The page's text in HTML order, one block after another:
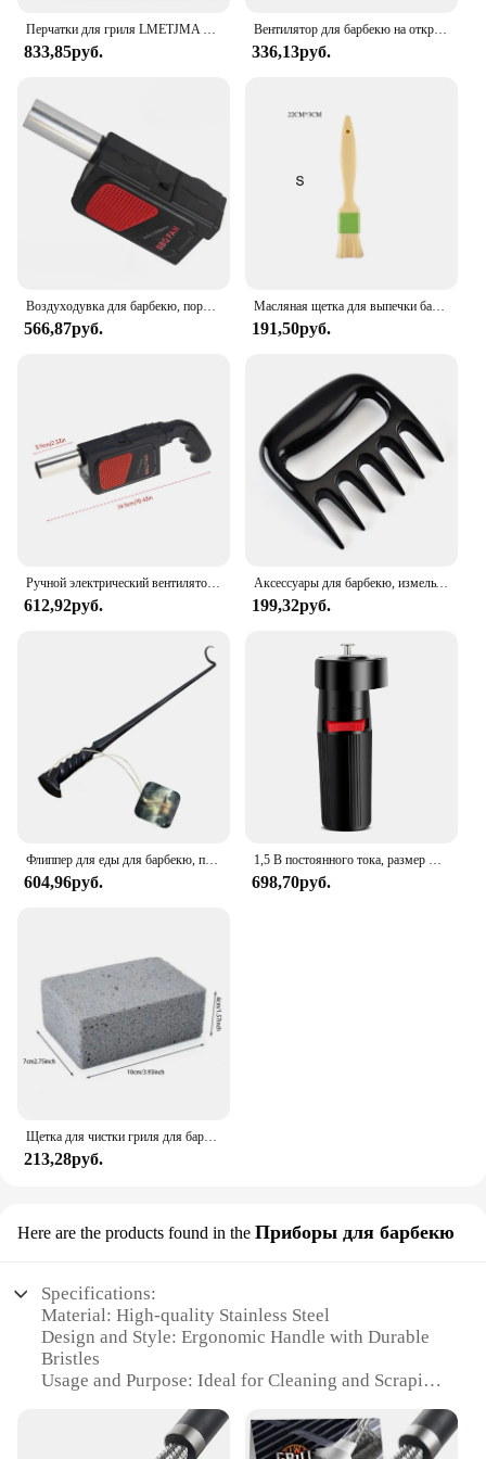
Перчатки для гриля LMETJMA 1472 ° F (800 ° C), экстремальные термостойкие перчатки для приготовления барбекю, прихватки для духовки, Нескользящие искусственные перчатки KC0284
833,85руб.
Вентилятор для барбекю на открытом воздухе, ручной вентилятор для барбекю, пикника и инструментов для гриля, улучшенная кулинария
336,13руб.
Воздуходувка для барбекю, портативный Электрический ручной кулинарный вентилятор для барбекю, сильфоновый инструмент для открытого воздуха, кемпинга, пикника, барбекю
566,87руб.
Масляная щетка для выпечки барбекю Кондитерские инструменты для кемпинга яйцо торт кисти для хлеба пищевой кухонный инструмент Аксессуары для барбекю десерт
191,50руб.
Ручной электрический вентилятор для барбекю, портативный вентилятор для кемпинга, барбекю, пикника, инструмент для приготовления барбекю, аксессуары для пекарни, гриля
612,92руб.
Аксессуары для барбекю, измельчитель мяса, прочный съемник свинины, вилка для барбекю, коготь медведя, нож для фруктов и овощей, кухонные инструменты
199,32руб.
Флиппер для еды для барбекю, портативный откидной крючок для мяса для стейка, можно повесить на открытом воздухе, откидной крючок для стейка из нержавеющей стали для барбекю
604,96руб.
1,5 В постоянного тока, размер D, питание от батареи, твердый гриль для барбекю, вращающийся двигатель, кронштейн для жарки барбекю, аксессуар
698,70руб.
Щетка для чистки гриля для барбекю, кирпичный блок, чистка барбекю, пемза, кирпич для стойки для барбекю, уличная кухня, инструменты для барбекю, мангал
213,28руб.
Here are the products found in the Приборы для барбекю
Specifications:
Material: High-quality Stainless Steel
Design and Style: Ergonomic Handle with Durable
Bristles
Usage and Purpose: Ideal for Cleaning and Scraping
Performance and Property: Heat-Resistant and